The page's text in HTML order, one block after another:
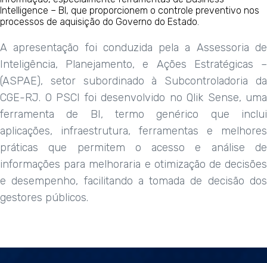
Intelligence – BI, que proporcionem o controle preventivo nos
processos de aquisição do Governo do Estado.
A apresentação foi conduzida pela a Assessoria de
Inteligência, Planejamento, e Ações Estratégicas –
(ASPAE), setor subordinado à Subcontroladoria da
CGE-RJ. O PSCI foi desenvolvido no Qlik Sense, uma
ferramenta de BI, termo genérico que inclui
aplicações, infraestrutura, ferramentas e melhores
práticas que permitem o acesso e análise de
informações para melhoraria e otimização de decisões
e desempenho, facilitando a tomada de decisão dos
gestores públicos.